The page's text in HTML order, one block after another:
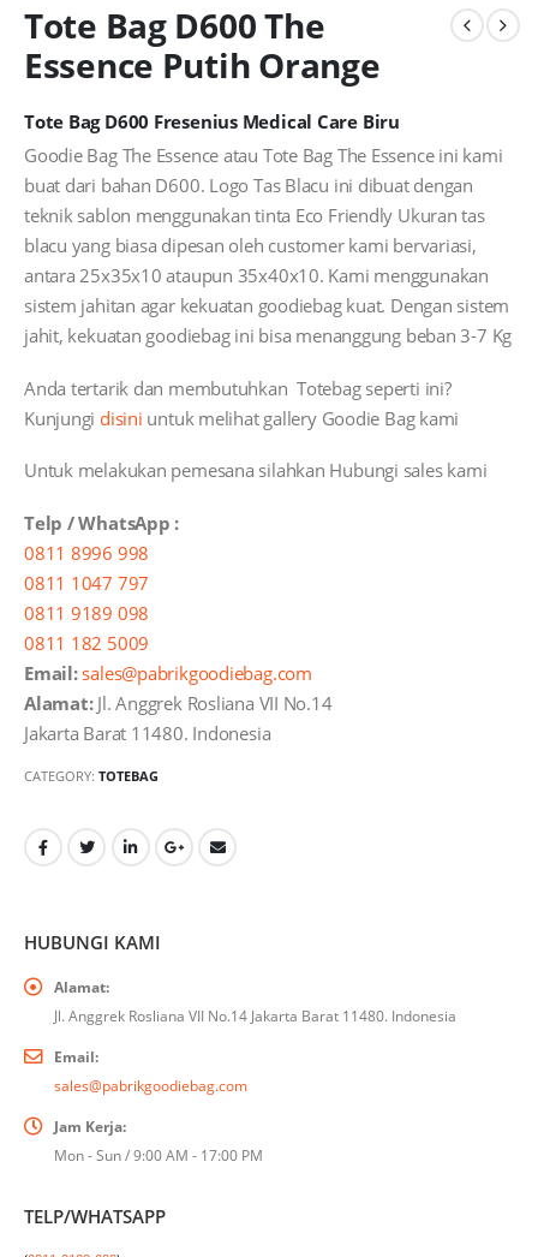
Tote Bag D600 The
Essence Putih Orange
Tote Bag D600 Fresenius Medical Care Biru
Goodie Bag The Essence atau Tote Bag The Essence ini kami
buat dari bahan D600. Logo Tas Blacu ini dibuat dengan
teknik sablon menggunakan tinta Eco Friendly Ukuran tas
blacu yang biasa dipesan oleh customer kami bervariasi,
antara 25x35x10 ataupun 35x40x10. Kami menggunakan
sistem jahitan agar kekuatan goodiebag kuat. Dengan sistem
jahit, kekuatan goodiebag ini bisa menanggung beban 3-7 Kg
Anda tertarik dan membutuhkan Totebag seperti ini?
Kunjungi disini untuk melihat gallery Goodie Bag kami
Untuk melakukan pemesana silahkan Hubungi sales kami
Telp / WhatsApp :
0811 8996 998
0811 1047 797
0811 9189 098
0811 182 5009
Email: sales@pabrikgoodiebag.com
Alamat:Jl. Anggrek Rosliana VII No.14
Jakarta Barat 11480. Indonesia
CATEGORY: TOTEBAG
HUBUNGI KAMI
Alamat:
Jl. Anggrek Rosliana VII No.14 Jakarta Barat 11480. Indonesia
Email:
sales@pabrikgoodiebag.com
Jam Kerja:
Mon - Sun / 9:00 AM - 17:00 PM
TELP/WHATSAPP